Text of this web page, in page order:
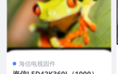
海信电视固件